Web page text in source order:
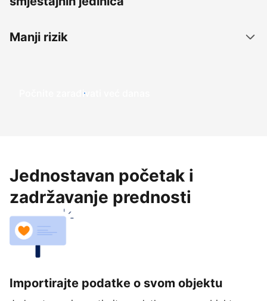
Manji rizik
Počnite zarađivati već ​​danas
Jednostavan početak i
zadržavanje prednosti
Importirajte podatke o svom objektu